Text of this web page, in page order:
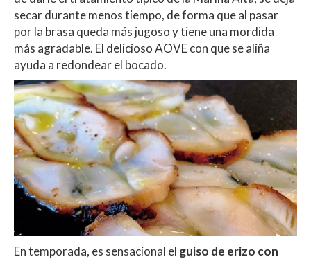
secar durante menos tiempo, de forma que al pasar
por la brasa queda más jugoso y tiene una mordida
más agradable. El delicioso AOVE con que se aliña
ayuda a redondear el bocado.
En temporada, es sensacional el guiso de erizo con